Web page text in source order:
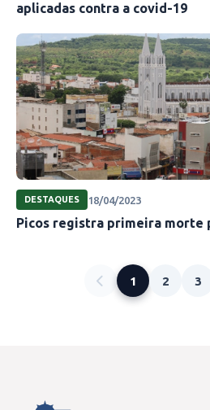
aplicadas contra a covid-19
DESTAQUES 18/04/2023
Picos registra primeira morte
1 2 3